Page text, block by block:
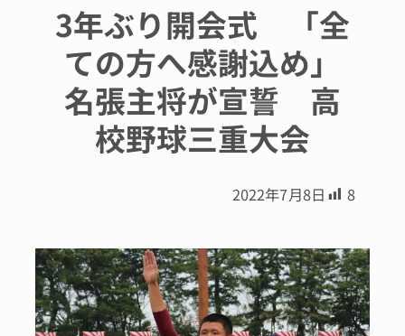
3年ぶり開会式 「全
ての方へ感謝込め」
名張主将が宣誓 高
校野球三重大会
2022年7月8日 8